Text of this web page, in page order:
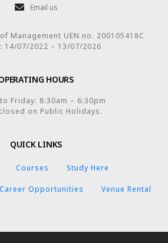
Email us
Management UEN no. 200105418C
14/07/2022 – 13/07/2026
HOURS
Friday: 8:30am – 6:30pm
on Public Holidays.
QUICK LINKS
Courses Study Here
Career Opportunities Venue Rental